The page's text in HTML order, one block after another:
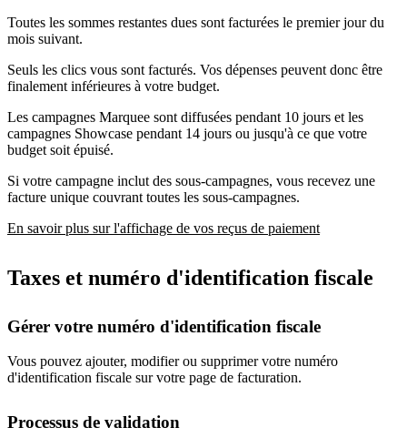
Toutes les sommes restantes dues sont facturées le premier jour du
mois suivant.
Seuls les clics vous sont facturés. Vos dépenses peuvent donc être
finalement inférieures à votre budget.
Les campagnes Marquee sont diffusées pendant 10 jours et les
campagnes Showcase pendant 14 jours ou jusqu'à ce que votre
budget soit épuisé.
Si votre campagne inclut des sous-campagnes, vous recevez une
facture unique couvrant toutes les sous-campagnes.
En savoir plus sur l'affichage de vos reçus de paiement
Taxes et numéro d'identification fiscale
Gérer votre numéro d'identification fiscale
Vous pouvez ajouter, modifier ou supprimer votre numéro
d'identification fiscale sur votre page de facturation.
Processus de validation